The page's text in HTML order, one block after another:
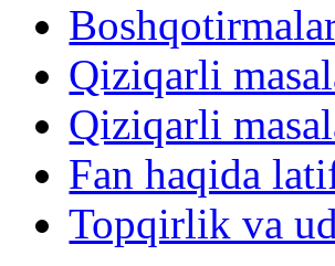
Qiziqarli
Qiziqarli
Fan haqida
Topqirlik va